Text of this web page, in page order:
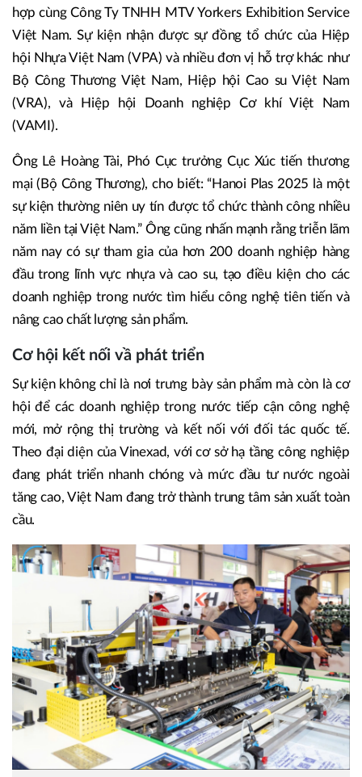
hợp cùng Công Ty TNHH MTV Yorkers Exhibition Service
Việt Nam. Sự kiện nhận được sự đồng tổ chức của Hiệp
hội Nhựa Việt Nam (VPA) và nhiều đơn vị hỗ trợ khác như
Bộ Công Thương Việt Nam, Hiệp hội Cao su Việt Nam
(VRA), và Hiệp hội Doanh nghiệp Cơ khí Việt Nam
(VAMI).
Ông Lê Hoàng Tài, Phó Cục trưởng Cục Xúc tiến thương
mại (Bộ Công Thương), cho biết: “Hanoi Plas 2025 là một
sự kiện thường niên uy tín được tổ chức thành công nhiều
năm liền tại Việt Nam.” Ông cũng nhấn mạnh rằng triễn lãm
năm nay có sự tham gia của hơn 200 doanh nghiệp hàng
đầu trong lĩnh vực nhựa và cao su, tạo điều kiện cho các
doanh nghiệp trong nước tìm hiểu công nghệ tiên tiến và
nâng cao chất lượng sản phẩm.
Cơ hội kết nối vầ phát triển
Sự kiện không chỉ là nơi trưng bày sản phẩm mà còn là cơ
hội để các doanh nghiệp trong nước tiếp cận công nghệ
mới, mở rộng thị trường và kết nối với đối tác quốc tế.
Theo đại diện của Vinexad, với cơ sở hạ tầng công nghiệp
đang phát triển nhanh chóng và mức đầu tư nước ngoài
tăng cao, Việt Nam đang trở thành trung tâm sản xuất toàn
cầu.